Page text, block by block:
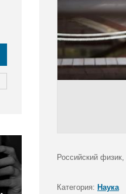
Российский
Категория: Наука